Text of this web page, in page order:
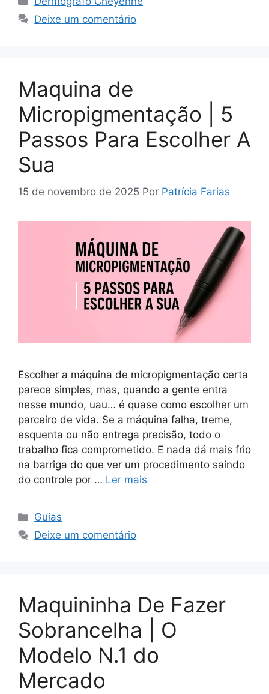
Deixe um comentário
Maquina de
Micropigmentação | 5
Passos Para Escolher A
Sua
15 de novembro de 2025 Por Patrícia Farias
Escolher a máquina de micropigmentação certa
parece simples, mas, quando a gente entra
nesse mundo, uau… é quase como escolher um
parceiro de vida. Se a máquina falha, treme,
esquenta ou não entrega precisão, todo o
trabalho fica comprometido. E nada dá mais frio
na barriga do que ver um procedimento saindo
do controle por … Ler mais
Categorias
Guias
Deixe um comentário
Maquininha De Fazer
Sobrancelha | O
Modelo N.1 do
Mercado